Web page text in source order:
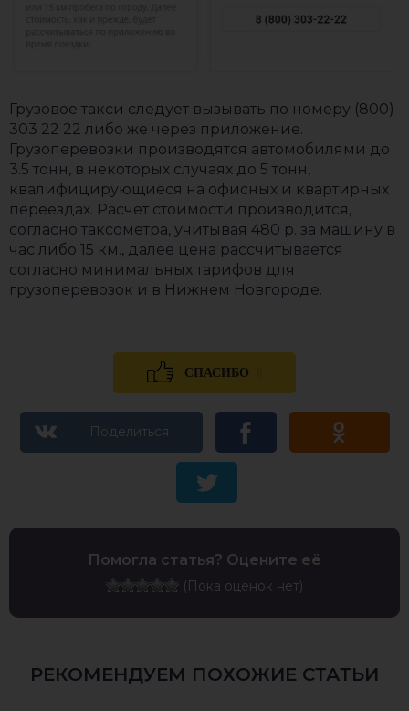
Грузовое такси следует вызывать по номеру (800)
303 22 22 либо же через приложение.
Грузоперевозки производятся автомобилями до
3.5 тонн, в некоторых случаях до 5 тонн,
квалифицирующиеся на офисных и квартирных
переездах. Расчет стоимости производится,
согласно таксометра, учитывая 480 р. за машину в
час либо 15 км., далее цена рассчитывается
согласно минимальных тарифов для
грузоперевозок и в Нижнем Новгороде.
СПАСИБО
Помогла статья? Оцените её
(Пока оценок нет)
РЕКОМЕНДУЕМ ПОХОЖИЕ СТАТЬИ